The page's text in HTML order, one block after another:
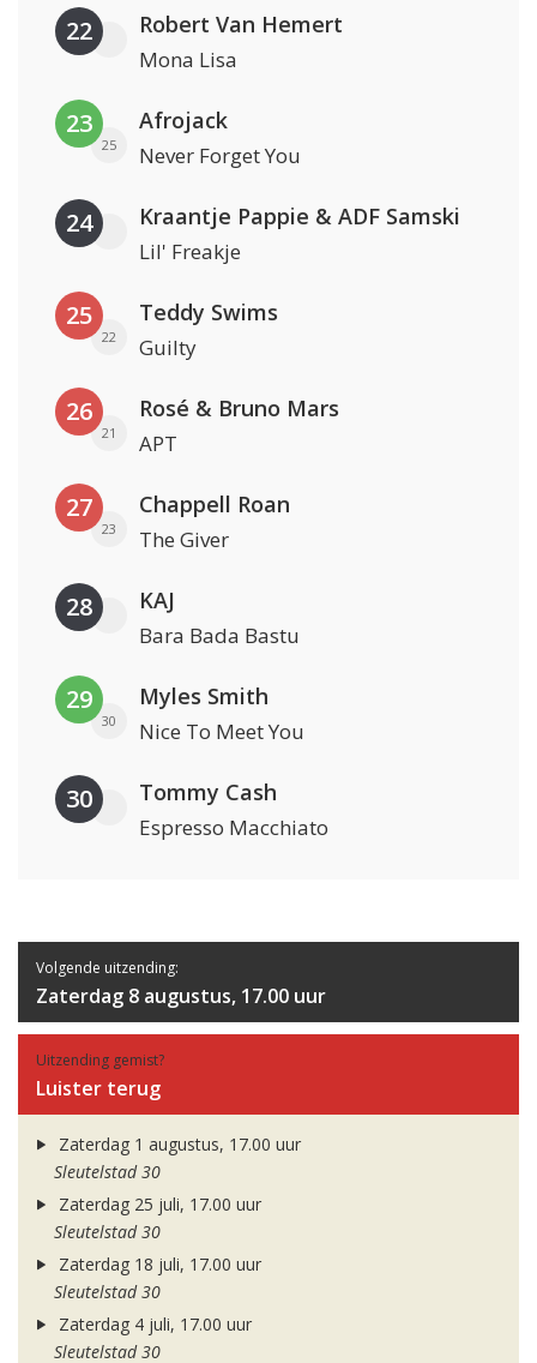
22 Robert Van Hemert
Mona Lisa
23
25
Afrojack
Never Forget You
24 Kraantje Pappie & ADF Samski
Lil' Freakje
25
22
Teddy Swims
Guilty
26
21
Rosé & Bruno Mars
APT
27
23
Chappell Roan
The Giver
28 KAJ
Bara Bada Bastu
29
30
Myles Smith
Nice To Meet You
30 Tommy Cash
Espresso Macchiato
Volgende uitzending:
Zaterdag 8 augustus, 17.00 uur
Uitzending gemist?
Luister terug
Zaterdag 1 augustus, 17.00 uur
Sleutelstad 30
Zaterdag 25 juli, 17.00 uur
Sleutelstad 30
Zaterdag 18 juli, 17.00 uur
Sleutelstad 30
Zaterdag 4 juli, 17.00 uur
Sleutelstad 30